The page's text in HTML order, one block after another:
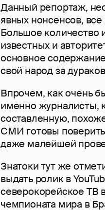
Данный репортаж,
явных нонсенсов,
Большое количество
известных и
основное
свой народ за
Впрочем, как очень
именно журналисты,
составленную,
СМИ готовы
даже малейшей
Знатоки тут же
выдать ролик в
северокорейское ТВ
чемпионата мира в